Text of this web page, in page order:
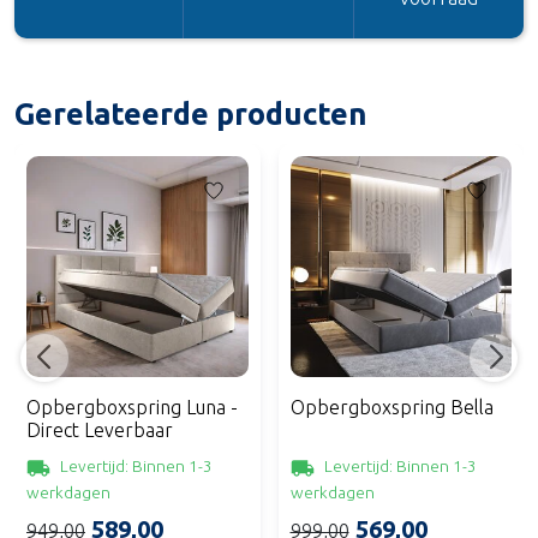
Gerelateerde producten
Opbergboxspring Luna -
Direct Leverbaar
Levertijd: Binnen 1-3
werkdagen
589,00
949,00
Opbergboxspring Bella
Levertijd: Binnen 1-3
werkdagen
569,00
999,00